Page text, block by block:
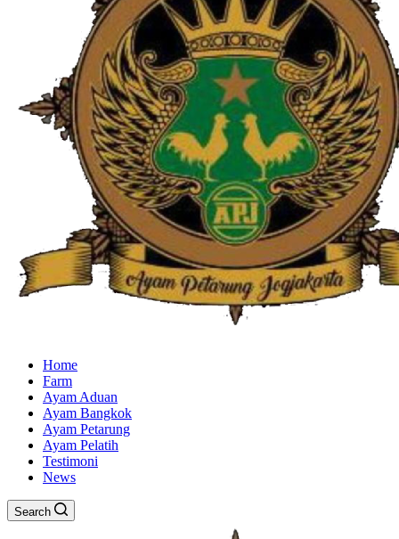
Home
Farm
Ayam Aduan
Ayam Bangkok
Ayam Petarung
Ayam Pelatih
Testimoni
News
Search